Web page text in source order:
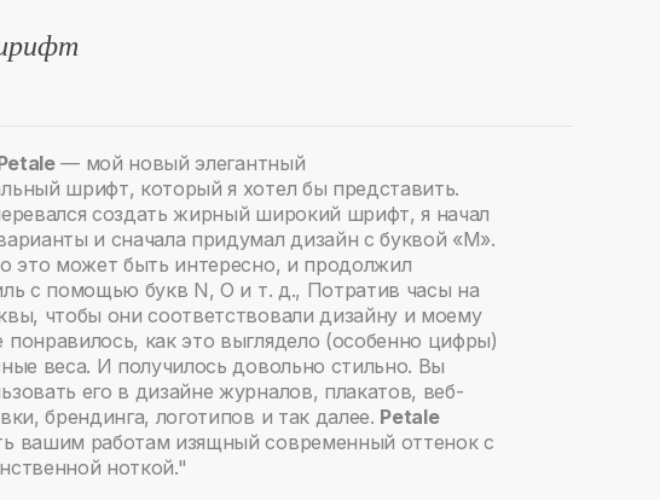
— мой новый элегантный
шрифт, который я хотел бы представить.
создать жирный широкий шрифт, я начал
и сначала придумал дизайн с буквой «М».
это может быть интересно, и продолжил
с помощью букв N, O и т. д., Потратив часы на
чтобы они соответствовали дизайну и моему
как это выглядело (особенно цифры)
веса. И получилось довольно стильно. Вы
его в дизайне журналов, плакатов, веб-
брендинга, логотипов и так далее. Petale
вашим работам изящный современный оттенок с
ноткой."